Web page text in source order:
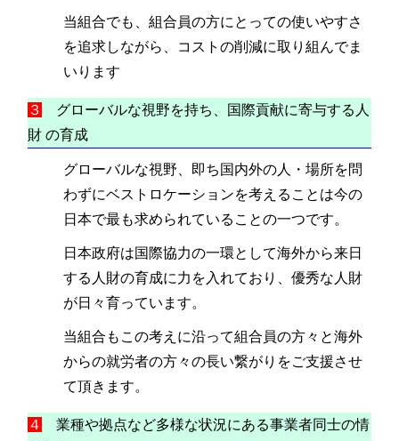
当組合でも、組合員の方にとっての使いやすさ
を追求しながら、コストの削減に取り組んでま
いります
３
グローバルな視野を持ち、国際貢献に寄与する人
財 の育成
グローバルな視野、即ち国内外の人・場所を問
わずにベストロケーションを考えることは今の
日本で最も求められていることの一つです。
日本政府は国際協力の一環として海外から来日
する人財の育成に力を入れており、優秀な人財
が日々育っています。
当組合もこの考えに沿って組合員の方々と海外
からの就労者の方々の長い繋がりをご支援させ
て頂きます。
４
業種や拠点など多様な状況にある事業者同士の情